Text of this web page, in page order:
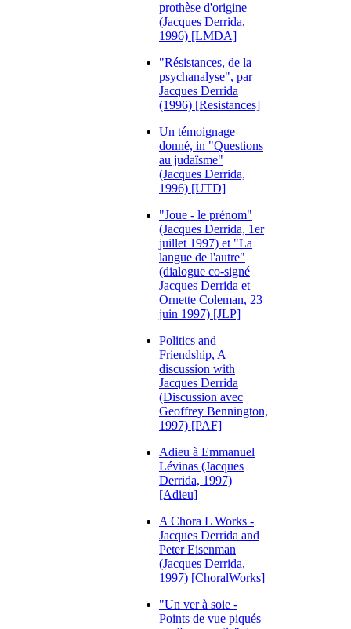
prothèse d'origine
(Jacques Derrida,
1996) [LMDA]
"Résistances, de la
psychanalyse", par
Jacques Derrida
(1996) [Resistances]
Un témoignage
donné, in "Questions
au judaïsme"
(Jacques Derrida,
1996) [UTD]
"Joue - le prénom"
(Jacques Derrida, 1er
juillet 1997) et "La
langue de l'autre"
(dialogue co-signé
Jacques Derrida et
Ornette Coleman, 23
juin 1997) [JLP]
Politics and
Friendship, A
discussion with
Jacques Derrida
(Discussion avec
Geoffrey Bennington,
1997) [PAF]
Adieu à Emmanuel
Lévinas (Jacques
Derrida, 1997)
[Adieu]
A Chora L Works -
Jacques Derrida and
Peter Eisenman
(Jacques Derrida,
1997) [ChoralWorks]
"Un ver à soie -
Points de vue piqués